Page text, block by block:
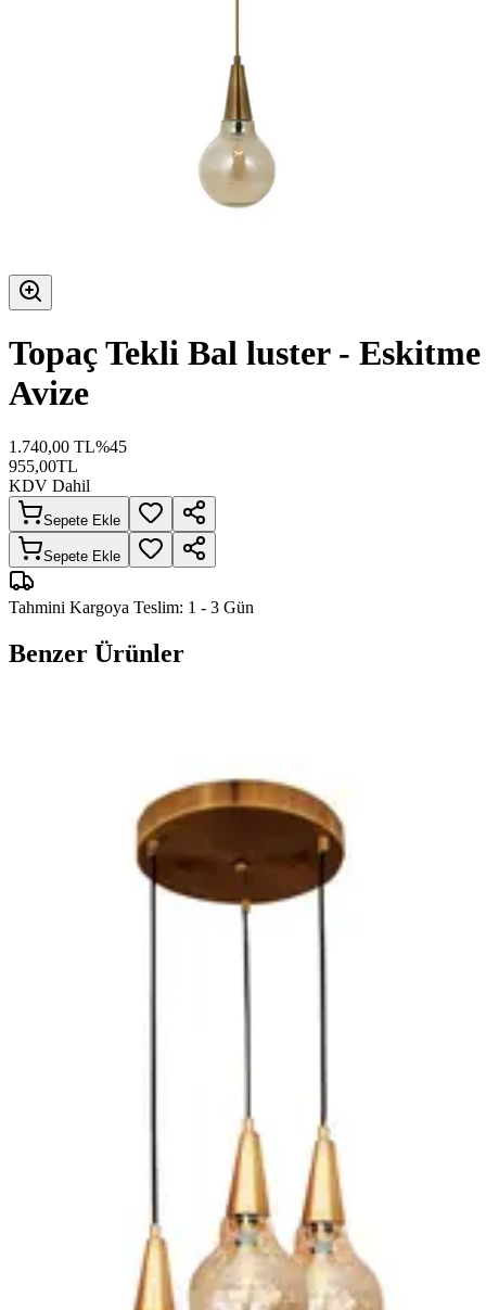
Topaç Tekli Bal luster - Eskitme
Avize
1.740,00 TL%45
955,00TL
KDV Dahil
Sepete Ekle
Sepete Ekle
Tahmini Kargoya Teslim: 1 - 3 Gün
Benzer Ürünler